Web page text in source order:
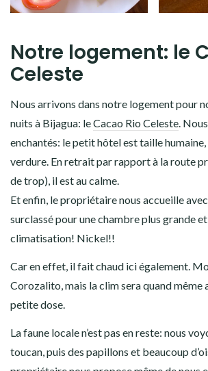
Notre logement: le
Celeste
Nous arrivons dans notre logement pour
nuits à Bijagua: leCacao Rio Celeste.
enchantés: le petit hôtel est taille humaine,
verdure. En retrait par rapport à la route
de trop), il est au calme.
Et enfin, le propriétaire nous accueille
surclassé pour une chambre plus grande
climatisation! Nickel!!
Car en effet, il fait chaud ici également.
Corozalito, mais la clim sera quand même
petite dose.
La faune locale n’est pas en reste: nous
toucan, puis des papillons et beaucoup